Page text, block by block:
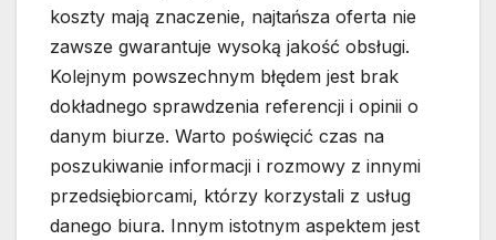
koszty mają znaczenie, najtańsza oferta nie
zawsze gwarantuje wysoką jakość obsługi.
Kolejnym powszechnym błędem jest brak
dokładnego sprawdzenia referencji i opinii o
danym biurze. Warto poświęcić czas na
poszukiwanie informacji i rozmowy z innymi
przedsiębiorcami, którzy korzystali z usług
danego biura. Innym istotnym aspektem jest